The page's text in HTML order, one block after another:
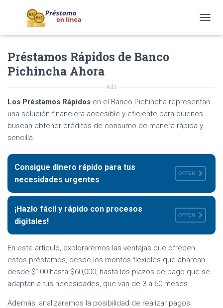
O
V
N
Préstamos Rápidos de Banco
Pichincha Ahora
Ads
Los Préstamos Rápidos en el Banco Pichincha representan
una solución financiera accesible y eficiente para quienes
buscan obtener créditos de consumo de manera rápida y
sencilla.
Consigue dinero rápido para tus
necesidades urgentes
OFFEN
¡Hazlo fácil y rápido con procesos
digitales!
OFFEN
En este artículo, exploraremos las ventajas que ofrecen
estos préstamos, desde los montos flexibles que abarcan
desde $100 hasta $60,000, hasta los plazos de pago que se
adaptan a tus necesidades, que van de 3 a 60 meses.
Además, analizaremos la posibilidad de realizar pagos